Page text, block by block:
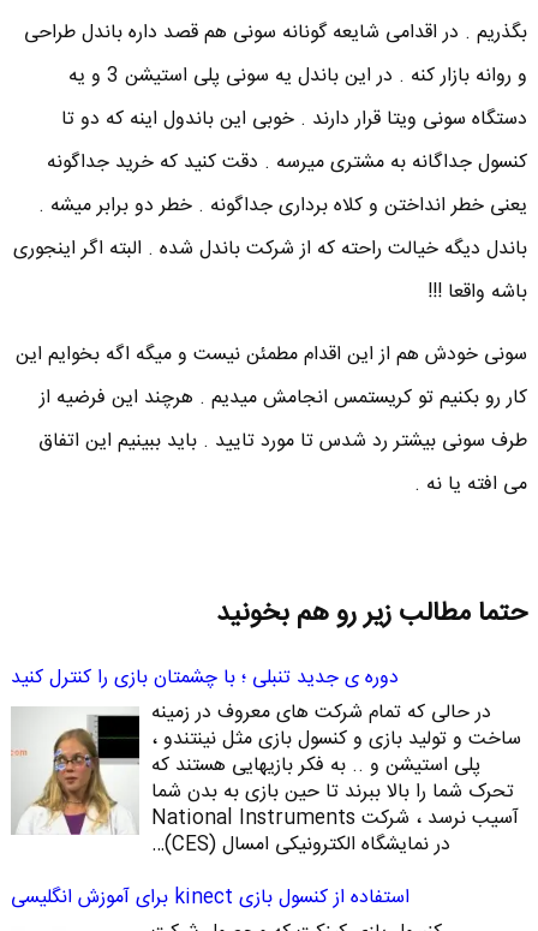
بگذریم . در اقدامی شایعه گونانه سونی هم قصد داره باندل طراحی
و روانه بازار کنه . در این باندل یه سونی پلی استیشن 3 و یه
دستگاه سونی ویتا قرار دارند . خوبی این باندول اینه که دو تا
کنسول جداگانه به مشتری میرسه . دقت کنید که خرید جداگونه
یعنی خطر انداختن و کلاه برداری جداگونه . خطر دو برابر میشه .
باندل دیگه خیالت راحته که از شرکت باندل شده . البته اگر اینجوری
باشه واقعا !!!
سونی خودش هم از این اقدام مطمئن نیست و میگه اگه بخوایم این
کار رو بکنیم تو کریستمس انجامش میدیم . هرچند این فرضیه از
طرف سونی بیشتر رد شدس تا مورد تایید . باید ببینیم این اتفاق
می افته یا نه .
حتما مطالب زیر رو هم بخونید
دوره ی جدید تنبلی ؛ با چشمتان بازی را کنترل کنید
در حالی که تمام شرکت های معروف در زمینه
ساخت و تولید بازی و کنسول بازی مثل نینتندو ،
پلی استیشن و .. به فکر بازیهایی هستند که
تحرک شما را بالا ببرند تا حین بازی به بدن شما
آسیب نرسد ، شرکت National Instruments
در نمایشگاه الکترونیکی امسال (CES)…
استفاده از کنسول بازی kinect برای آموزش انگلیسی